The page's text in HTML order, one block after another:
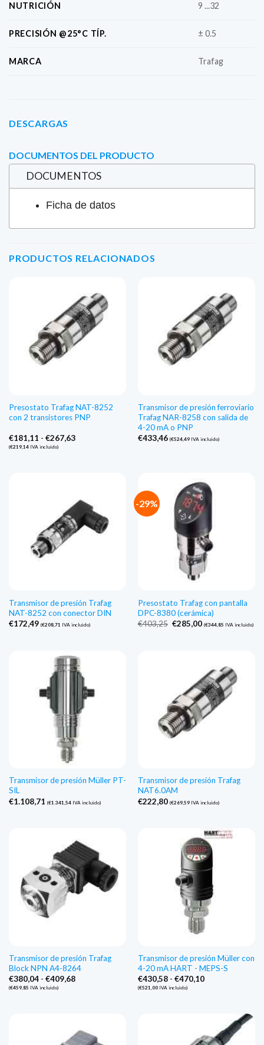
NUTRICIÓN 9 ...32
PRECISIÓN @25°C TÍP. ± 0.5
MARCA Trafag
DESCARGAS
DOCUMENTOS DEL PRODUCTO
DOCUMENTOS
Ficha de datos
PRODUCTOS RELACIONADOS
Presostato Trafag NAT-8252
con 2 transistores PNP
€181,11 - €267,63Gama
(€219,14IVA incluido)
Transmisor de presión ferroviario
Trafag NAR-8258 con salida de
4-20 mA o PNP
€433,46 (€524,49IVA incluido)
Transmisor de presión Trafag
NAT-8252 con conector DIN
€172,49 (€208,71 IVA incluido)
-29%
Presostato Trafag con pantalla
DPC-8380 (cerámica)
€403,25 El
precio
€285,00El
(€344,85 IVA incluido)
Transmisor de presión Müller PT-
SIL
€1.108,71 (€1.341,54IVA incluido)
Transmisor de presión Trafag
NAT6.0AM
€222,80 (€269,59IVA incluido)
Transmisor de presión Trafag
Block NPN A4-8264
€380,04 - €409,68Gama
(€459,85 IVA incluido)
Transmisor de presión Müller con
4-20 mA HART - MEPS-S
€430,58 - €470,10Gama
(€521,00IVA incluido)